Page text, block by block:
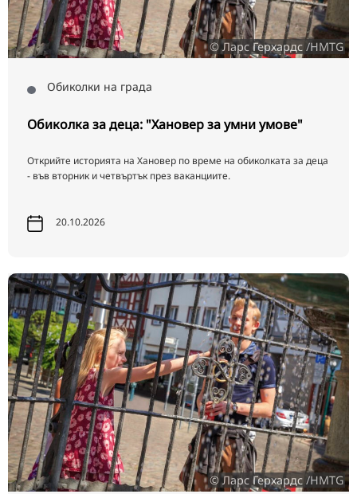
© Ларс Герхардс /HMTG
Обиколки на града
Обиколка за деца: "Хановер за умни умове"
Открийте историята на Хановер по време на обиколката за деца
- във вторник и четвъртък през ваканциите.
20.10.2026
© Ларс Герхардс /HMTG